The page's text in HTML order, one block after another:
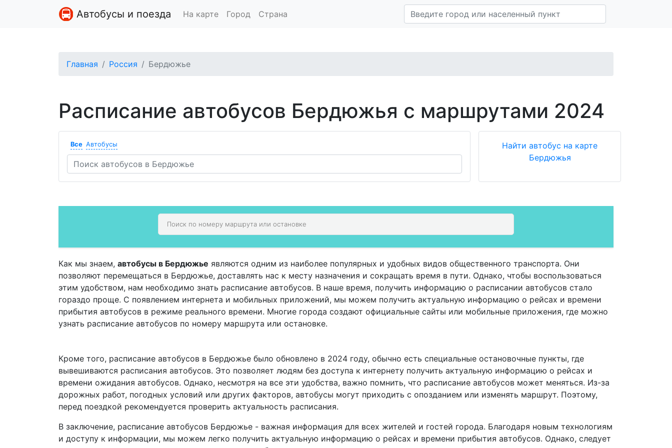
Автобусы и поезда На карте Город Страна
Главная Россия Бердюжье
Расписание автобусов Бердюжья с маршрутами 2024
Все Автобусы
Найти автобус на карте
Бердюжья
Как мы знаем, автобусы в Бердюжье являются одним из наиболее популярных и удобных видов общественного транспорта. Они
позволяют перемещаться в Бердюжье, доставлять нас к месту назначения и сокращать время в пути. Однако, чтобы воспользоваться
этим удобством, нам необходимо знать расписание автобусов. В наше время, получить информацию о расписании автобусов стало
гораздо проще. С появлением интернета и мобильных приложений, мы можем получить актуальную информацию о рейсах и времени
прибытия автобусов в режиме реального времени. Многие города создают официальные сайты или мобильные приложения, где можно
узнать расписание автобусов по номеру маршрута или остановке.
Кроме того, расписание автобусов в Бердюжье было обновлено в 2024 году, обычно есть специальные остановочные пункты, где
вывешиваются расписания автобусов. Это позволяет людям без доступа к интернету получить актуальную информацию о рейсах и
времени ожидания автобусов. Однако, несмотря на все эти удобства, важно помнить, что расписание автобусов может меняться. Из-за
дорожных работ, погодных условий или других факторов, автобусы могут приходить с опозданием или изменять маршрут. Поэтому,
перед поездкой рекомендуется проверить актуальность расписания.
В заключение, расписание автобусов Бердюжье - важная информация для всех жителей и гостей города. Благодаря новым технологиям
и доступу к информации, мы можем легко получить актуальную информацию о рейсах и времени прибытия автобусов. Однако, следует